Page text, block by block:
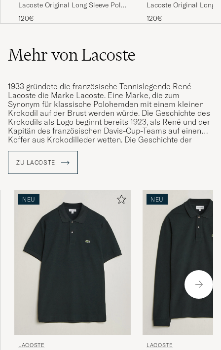
Gute Qualität und sehr guter Lieferservice 5
GEKAUFT AM AUF CAREOFCARL.DE
Lacoste Original Long Sleeve Polo
Piké Dark Varech
120€
Lacoste Original Long
Piké Navy Blue
120€
Mehr von Lacoste
1933 gründete die französische Tennislegende René
Lacoste die Marke Lacoste. Eine Marke, die zum
Synonym für klassische Polohemden mit einem kleinen
Krokodil auf der Brust werden würde. Die Geschichte des
Krokodils als Logo beginnt bereits 1923, als René und der
Kapitän des französischen Davis-Cup-Teams auf einen
Koffer aus Krokodilleder wetten. Die Geschichte der
Wetten wurde in den Medien so populär, dass René "Le
Spitznamen erhalten hatte, stickte René ein Krokodil auf
die Brust eines Blazers, den er trug - eine Legende war
ZU LACOSTE
NEU
LACOSTE
NEU
LACOSTE